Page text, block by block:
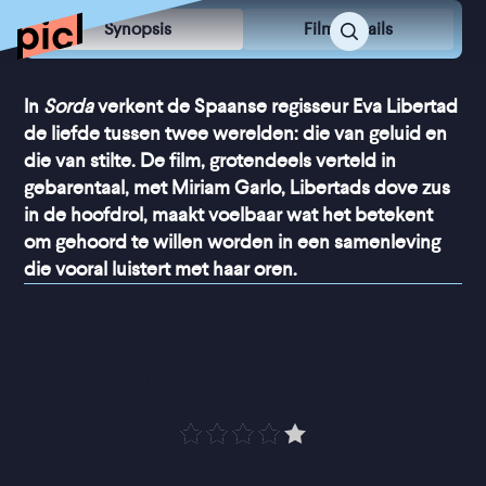
Synopsis Film Details
In Sordaverkent de Spaanse regisseur Eva Libertad
de liefde tussen twee werelden: die van geluid en
die van stilte. De film, grotendeels verteld in
gebarentaal, met Miriam Garlo, Libertads dove zus
in de hoofdrol, maakt voelbaar wat het betekent
om gehoord te willen worden in een samenleving
die vooral luistert met haar oren.